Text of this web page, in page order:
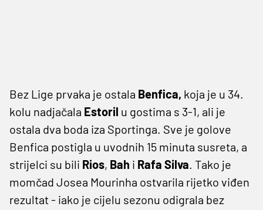
Bez Lige prvaka je ostala Benfica, koja je u 34.
kolu nadjačala Estoril u gostima s 3-1, ali je
ostala dva boda iza Sportinga. Sve je golove
Benfica postigla u uvodnih 15 minuta susreta, a
strijelci su bili Rios, Bah i Rafa Silva. Tako je
momčad Josea Mourinha ostvarila rijetko viđen
rezultat - iako je cijelu sezonu odigrala bez